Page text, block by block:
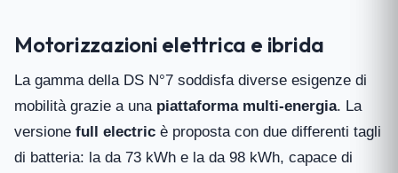
Motorizzazioni elettrica e ibrida
La gamma della DS N°7 soddisfa diverse esigenze di
mobilità grazie a una piattaforma multi-energia. La
versione full electric è proposta con due differenti tagli
di batteria: la da 73 kWh e la da 98 kWh, capace di